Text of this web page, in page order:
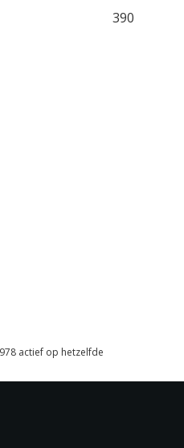
390
actief op hetzelfde